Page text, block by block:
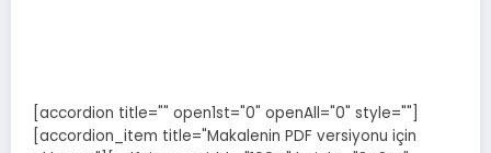
[accordion title="" open1st="0" openAll="0" style=""]
[accordion_item title="Makalenin PDF versiyonu için